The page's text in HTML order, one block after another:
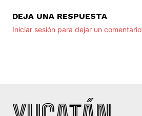
DEJA UNA RESPUESTA
Iniciar sesión para dejar un comentario